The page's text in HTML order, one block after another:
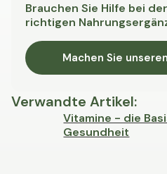
Brauchen Sie Hilfe bei
richtigen
Machen Sie
Verwandte Artikel:
Vitamine - die
Gesundheit